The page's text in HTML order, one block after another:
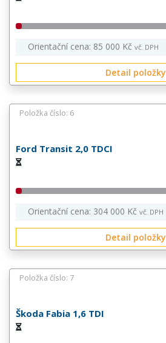
Orientační cena: 85 000 Kč vč. DPH
Detail položky
Položka číslo: 6
Ford Transit 2,0 TDCI
Orientační cena: 304 000 Kč vč. DPH
Detail položky
Položka číslo: 7
Škoda Fabia 1,6 TDI